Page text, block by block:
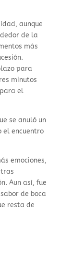
aunque
de la
más
para
minutos
el
se anuló un
el encuentro
emociones,
Aun así, fue
de boca
resta de